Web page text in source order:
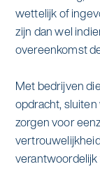
wettelijk of
zijn dan wel
overeenkomst
Met bedrijven
opdracht,
zorgen voor